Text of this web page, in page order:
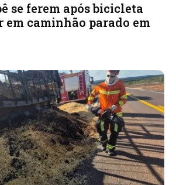
se ferem após bicicleta
em caminhão parado em